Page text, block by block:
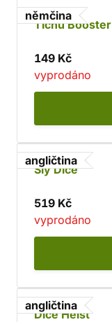
němčina
Tichu Booster
149 Kč
vyprodáno
angličtina
Sly Dice
519 Kč
vyprodáno
angličtina
Dice Heist